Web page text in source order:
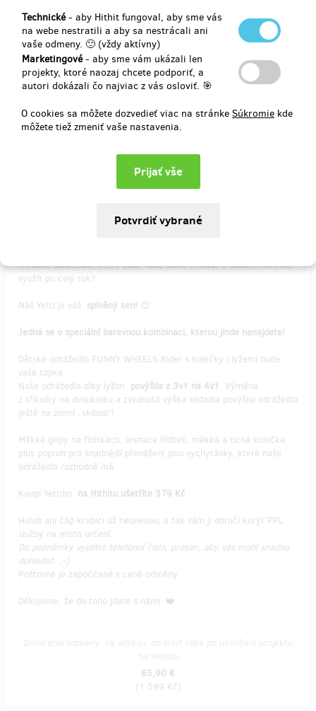
Technické- aby Hithit fungoval, aby sme vás
na webe nestratili a aby sa nestrácali ani
vaše odmeny. 🙂 (vždy aktívny)
Marketingové- aby sme vám ukázali len
projekty, ktoré naozaj chcete podporiť, a
autori dokázali čo najviac z vás osloviť. 🎯
O cookies sa môžete dozvedieť viac na stránke Súkromie kde
môžete tiež zmeniť vaše nastavenia.
dohledat. ;-)
Poštovné je započítané v ceně odměny.
Děkujeme, že do toho jdete s námi. ❤️
na Hithitu
65,90 €
YETTI - Modro limetkový parťák do sněhu i na
Hledáte odrážedlo, které bude vaše dítko milovat a budete ho moci
využít po celý rok?
Náš Yetti je váš splněný sen! 😍
Jedná se o speciální barevnou kombinaci, kterou jinde nenajdete!
Dětské odrážedlo FUNNY WHEELS Rider s kolečky i lyžemi bude
vaše topka.
Naše odrážedla díky lyžím povýšila z 3v1 na 4v1 . Výměna
z tříkolky na dvoukolku a zvednutá výška sedadla povýšila odrážedlo
ještě na zimní „skibob“!
Měkké gripy na řídítkách, aretace řídítek, měkká a tichá kolečka
plus popruh pro snadnější přenášení jsou vychytávky, které naše
odrážedlo rozhodně má.
Koupí Yettiho na Hithitu ušetříte 379 Kč.
Holub ani čáp krabici už neunesou, a tak vám ji doručí kurýr PPL
služby na místo určení.
Do poznámky vyplňte telefonní číslo, prosím, aby vás mohl snadno
dohledat. ;-)
Poštovné je započítané v ceně odměny.
Děkujeme, že do toho jdete s námi. ❤️
65,90 €
(1 599 Kč)